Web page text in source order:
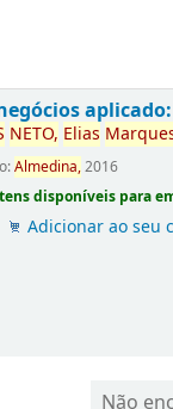
NETO, Elias
Almedina,2016
disponíveis para
Adicionar ao seu